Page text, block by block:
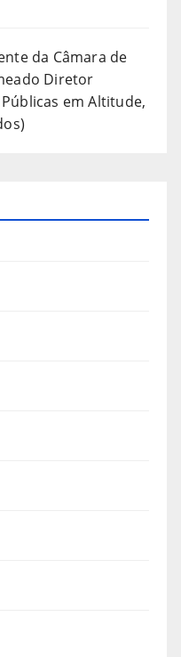
da Câmara de
Diretor
Públicas em Altitude,